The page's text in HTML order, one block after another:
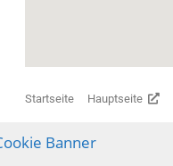
Startseite Hauptseite
Banner